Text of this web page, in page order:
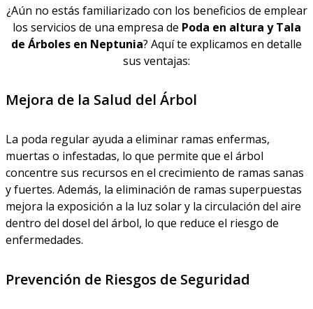
¿Aún no estás familiarizado con los beneficios de emplear
los servicios de una empresa de Poda en altura y Tala
de Árboles en Neptunia? Aquí te explicamos en detalle
sus ventajas:
Mejora de la Salud del Árbol
La poda regular ayuda a eliminar ramas enfermas,
muertas o infestadas, lo que permite que el árbol
concentre sus recursos en el crecimiento de ramas sanas
y fuertes. Además, la eliminación de ramas superpuestas
mejora la exposición a la luz solar y la circulación del aire
dentro del dosel del árbol, lo que reduce el riesgo de
enfermedades.
Prevención de Riesgos de Seguridad